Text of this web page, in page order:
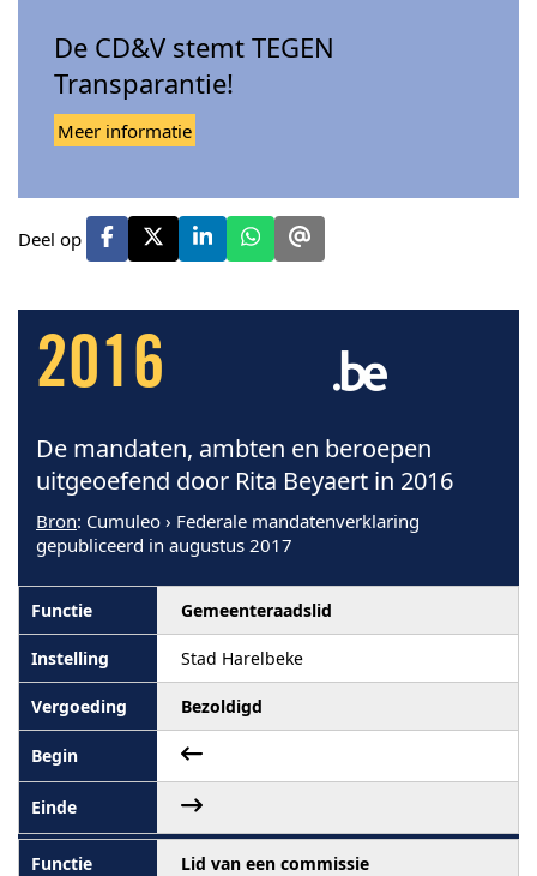
De CD&V stemt TEGEN
Transparantie!
Meer informatie
Deel op
2016
De mandaten, ambten en beroepen
uitgeoefend door Rita Beyaert in 2016
Bron: Cumuleo › Federale mandatenverklaring
gepubliceerd in augustus 2017
Gemeenteraadslid
Stad Harelbeke
Bezoldigd
Lid van een commissie